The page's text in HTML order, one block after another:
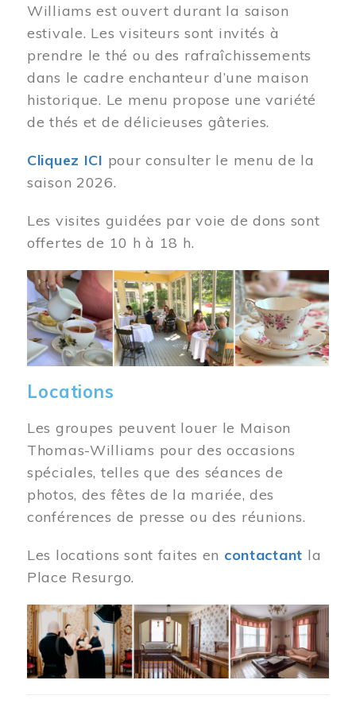
Williams est ouvert durant la saison
estivale. Les visiteurs sont invités à
prendre le thé ou des rafraîchissements
dans le cadre enchanteur d’une maison
historique. Le menu propose une variété
de thés et de délicieuses gâteries.
Cliquez ICI pour consulter le menu de la
saison 2026.
Les visites guidées par voie de dons sont
offertes de 10 h à 18 h.
Image
Locations
Les groupes peuvent louer le Maison
Thomas-Williams pour des occasions
spéciales, telles que des séances de
photos, des fêtes de la mariée, des
conférences de presse ou des réunions.
Les locations sont faites en contactant la
Place Resurgo.
Image